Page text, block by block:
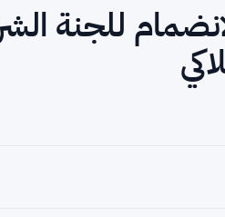
للجنة